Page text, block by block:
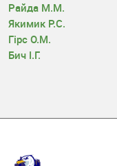
Райда М.М.
Якимик Р.С.
Гірс О.М.
Бич І.Г.